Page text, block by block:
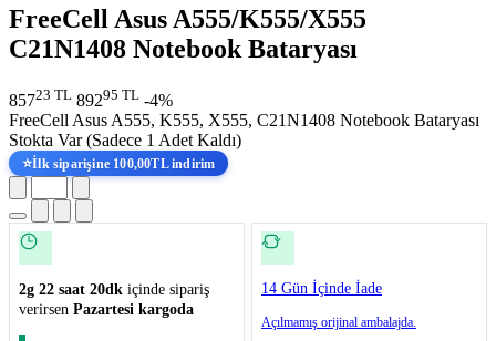
FreeCell Asus A555/K555/X555
C21N1408 Notebook Bataryası
85723 TL 89295 TL -4%
FreeCell Asus A555, K555, X555, C21N1408 Notebook Bataryası
Stokta Var (Sadece 1 Adet Kaldı)
⭐İlk siparişine 100,00TL indirim
2g 22 saat 20dk içinde sipariş
verirsen Pazartesi kargoda
14 Gün İçinde İade
Açılmamış orijinal ambalajda.